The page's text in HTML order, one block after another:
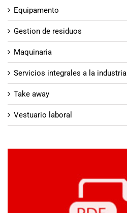
Equipamento
Gestion de residuos
Maquinaria
Servicios integrales a la industria
Take away
Vestuario laboral